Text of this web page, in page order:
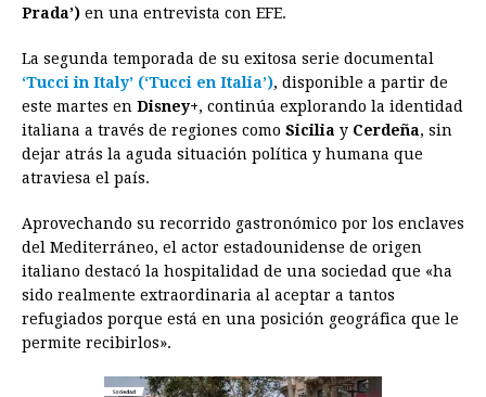
Prada’) en una entrevista con EFE.
La segunda temporada de su exitosa serie documental
‘Tucci in Italy’ (‘Tucci en Italia’), disponible a partir de
este martes en Disney+, continúa explorando la identidad
italiana a través de regiones como Sicilia y Cerdeña, sin
dejar atrás la aguda situación política y humana que
atraviesa el país.
Aprovechando su recorrido gastronómico por los enclaves
del Mediterráneo, el actor estadounidense de origen
italiano destacó la hospitalidad de una sociedad que «ha
sido realmente extraordinaria al aceptar a tantos
refugiados porque está en una posición geográfica que le
permite recibirlos».